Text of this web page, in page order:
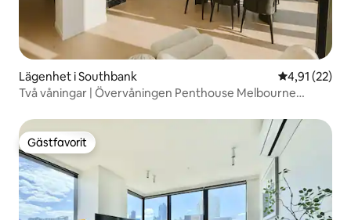
Lägenhet i Southbank 4,91 av 5 i
4,91 (22)
Två våningar | Övervåningen Penthouse Melbourne
Gästfavorit
Gästfavorit